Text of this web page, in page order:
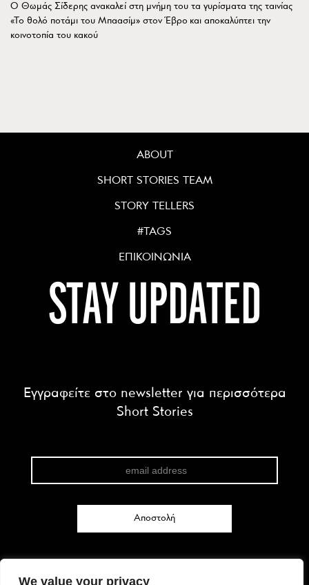
We value your privacy
Ο Θωμάς Σίδερης ανακαλεί στη μνήμη του τα γυρίσματα της ταινίας
«Το θολό ποτάμι του Μπαασίμ» στον Έβρο και αποκαλύπτει την
κοινοτοπία του κακού
ABOUT
SHORT STORIES TEAM
STORY TELLERS
#TAGS
ΕΠΙΚΟΙΝΩΝΙΑ
STAY UPDATED
Εγγραφείτε στο newsletter για περισσότερα
Short Stories